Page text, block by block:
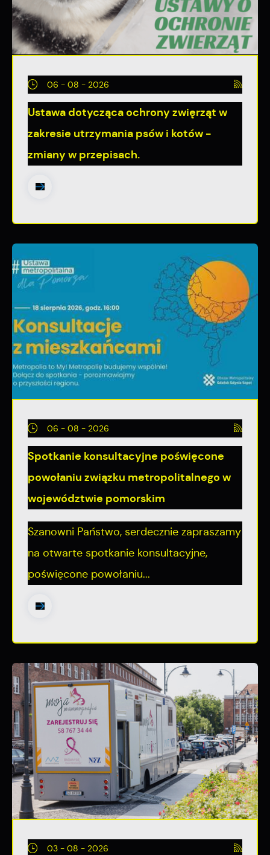
06 - 08 - 2026
Ustawa dotycząca ochrony zwięrząt w
zakresie utrzymania psów i kotów -
zmiany w przepisach.
06 - 08 - 2026
Spotkanie konsultacyjne poświęcone
powołaniu związku metropolitalnego w
województwie pomorskim
Szanowni Państwo, serdecznie zapraszamy
na otwarte spotkanie konsultacyjne,
poświęcone powołaniu...
03 - 08 - 2026